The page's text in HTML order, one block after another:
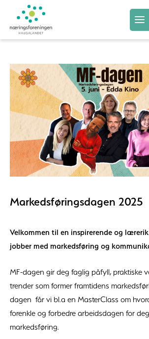
Markedsføringsdagen 2025
Velkommen til en inspirerende og
jobber med markedsføring og
MF-dagen gir deg faglig påfyll, praktiske
trender som former framtidens
dagen får vi bl.a en MasterClass om
forenkle og forbedre arbeidsdagen for
markedsføring.